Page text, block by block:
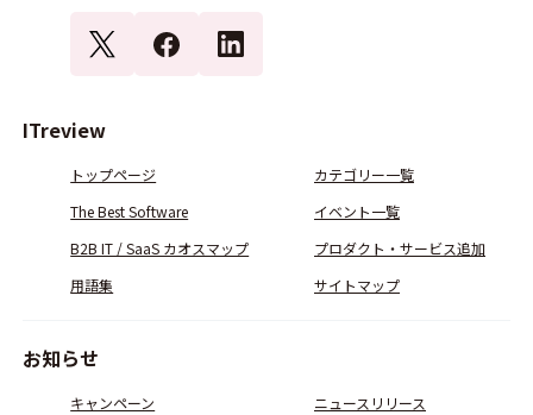
ITreview
トップページ
カテゴリー一覧
The Best Software
イベント一覧
B2B IT / SaaS カオスマップ
プロダクト・サービス追加
用語集
サイトマップ
お知らせ
キャンペーン ニュースリリース